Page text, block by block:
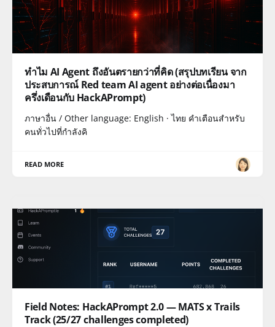
ทำไม AI Agent ถึงอันตรายกว่าที่คิด (สรุปบทเรียน จาก
ประสบการณ์ Red team AI agent อย่างต่อเนื่องมา
ครึ่งเดือนกับ HackAPrompt)
ภาษาอื่น / Other language: English · ไทย คำเตือนสำหรับ
คนทั่วไปที่กำลังคิ
READ MORE
Field Notes: HackAPrompt 2.0 — MATS x Trails
Track (25/27 challenges completed)